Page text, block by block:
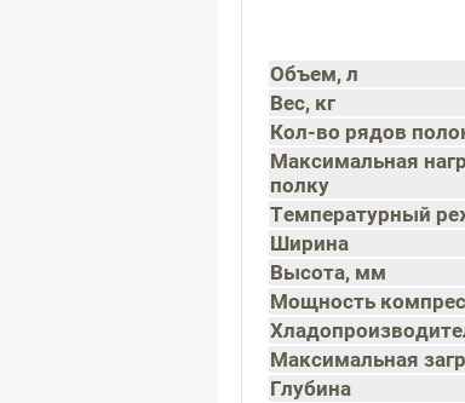
Объем, л
Вес, кг
Кол-во рядов
Максимальная
полку
Температурный
Ширина
Высота, мм
Мощность
Максимальная
Глубина